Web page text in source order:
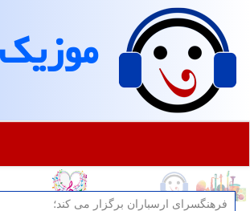
فرهنگسرای ارسباران برگزار می كند؛